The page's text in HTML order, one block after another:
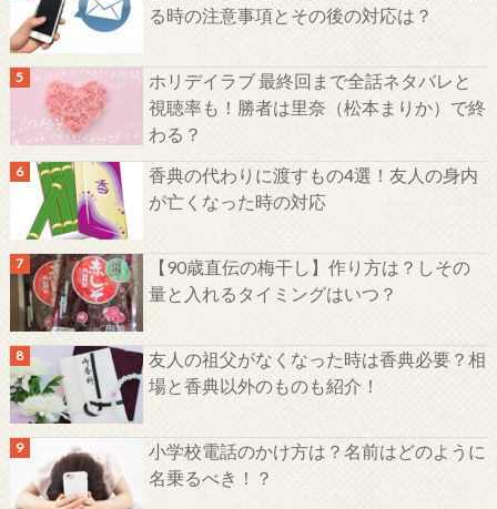
る時の注意事項とその後の対応は？
ホリデイラブ 最終回まで全話ネタバレと
視聴率も！勝者は里奈（松本まりか）で終
わる？
香典の代わりに渡すもの4選！友人の身内
が亡くなった時の対応
【90歳直伝の梅干し】作り方は？しその
量と入れるタイミングはいつ？
友人の祖父がなくなった時は香典必要？相
場と香典以外のものも紹介！
小学校電話のかけ方は？名前はどのように
名乗るべき！？